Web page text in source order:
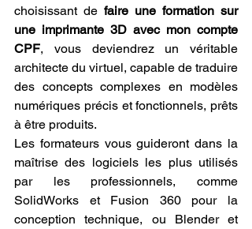
choisissant de faire une formation sur
une imprimante 3D avec mon compte
CPF, vous deviendrez un véritable
architecte du virtuel, capable de traduire
des concepts complexes en modèles
numériques précis et fonctionnels, prêts
à être produits.
Les formateurs vous guideront dans la
maîtrise des logiciels les plus utilisés
par les professionnels, comme
SolidWorks et Fusion 360 pour la
conception technique, ou Blender et